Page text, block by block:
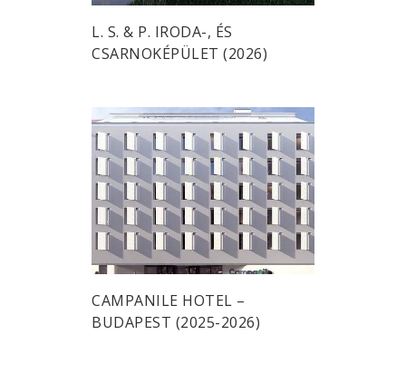
L. S. & P. IRODA-, ÉS
CSARNOKÉPÜLET (2026)
CAMPANILE HOTEL –
BUDAPEST (2025-2026)